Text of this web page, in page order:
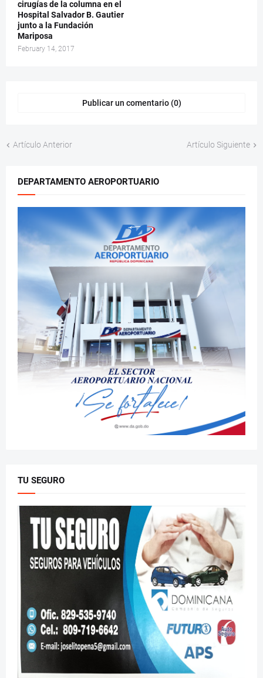
cirugías de la columna en el
Hospital Salvador B. Gautier
junto a la Fundación
Mariposa
February 14, 2017
Publicar un comentario (0)
Artículo Anterior Artículo Siguiente
DEPARTAMENTO AEROPORTUARIO
TU SEGURO